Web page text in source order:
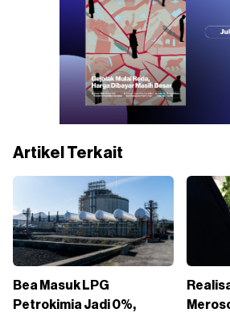
Artikel Terkait
Bea Masuk LPG
Petrokimia Jadi 0%,